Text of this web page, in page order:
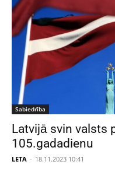
Sabiedrība
Latvijā svin valsts
105.gadadienu
LETA - 18.11.2023 10:41